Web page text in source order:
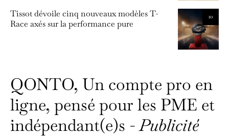
10
Tissot dévoile cinq nouveaux modèles T-
Race axés sur la performance pure
QONTO, Un compte pro en
ligne, pensé pour les PME et
indépendant(e)s -Publicité